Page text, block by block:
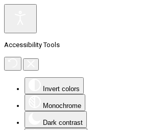
Accessibility Tools
Invert colors
Monochrome
Dark contrast